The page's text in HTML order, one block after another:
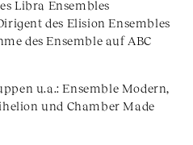
Libra Ensembles
des Elision Ensembles
des Ensemble auf ABC
u.a.: Ensemble Modern,
und Chamber Made